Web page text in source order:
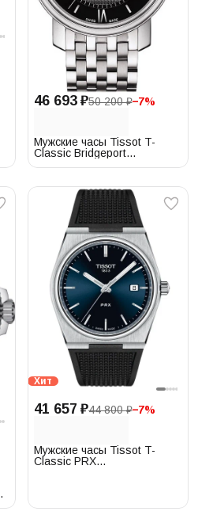
46 693 ₽50 200 ₽−7%
Мужские часы Tissot T-
Classic Bridgeport
Хит
41 657 ₽44 800 ₽−7%
Мужские часы Tissot T-
Classic PRX